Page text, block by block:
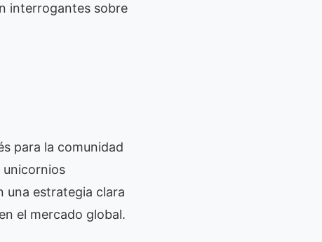
interrogantes sobre
para la comunidad
unicornios
una estrategia clara
el mercado global.